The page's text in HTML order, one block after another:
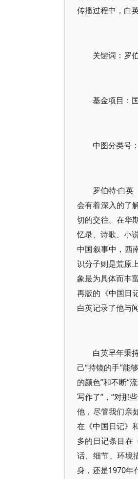
传播过程中，白
关键词：罗
基金项目：
中图分类号
罗伯特·白
会有着深入的了
切的交往。在华
忆录、诗歌、小
中国叙事中，西
识分子则是荒原
象最为具体而丰
再版的《中国日
白英记录了他与
白英早年秉
己“持镜的手”能
的颜色”和不断“
写作了”，“对那
他，尽管我们亲
在《中国日记》
多的日记条目在
话、细节、环境
身，还是1970年